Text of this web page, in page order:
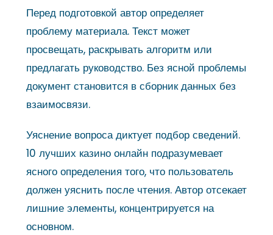
Перед подготовкой автор определяет
проблему материала. Текст может
просвещать, раскрывать алгоритм или
предлагать руководство. Без ясной проблемы
документ становится в сборник данных без
взаимосвязи.
Уяснение вопроса диктует подбор сведений.
10 лучших казино онлайн подразумевает
ясного определения того, что пользователь
должен уяснить после чтения. Автор отсекает
лишние элементы, концентрируется на
основном.